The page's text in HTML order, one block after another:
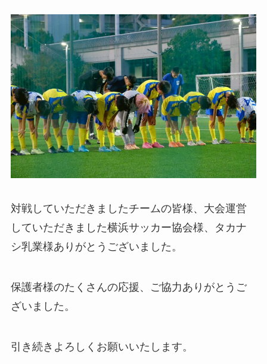
対戦していただきましたチームの皆様、大会運営
していただきました横浜サッカー協会様、タカナ
シ乳業様ありがとうございました。
保護者様のたくさんの応援、ご協力ありがとうご
ざいました。
引き続きよろしくお願いいたします。